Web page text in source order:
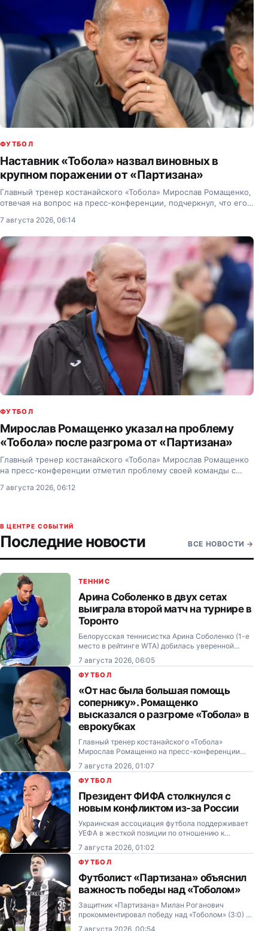
ФУТБОЛ
Наставник «Тобола» назвал виновных в
крупном поражении от «Партизана»
Главный тренер костанайского «Тобола» Мирослав Ромащенко,
отвечая на вопрос на пресс-конференции, подчеркнул, что его
7 августа 2026, 06:14
ФУТБОЛ
Мирослав Ромащенко указал на проблему
«Тобола» после разгрома от «Партизана»
Главный тренер костанайского «Тобола» Мирослав Ромащенко
на пресс-конференции отметил проблему своей команды с
7 августа 2026, 06:12
В ЦЕНТРЕ СОБЫТИЙ
Последние новости ВСЕ НОВОСТИ →
ТЕННИС
Арина Соболенко в двух сетах
выиграла второй матч на турнире в
Торонто
Белорусская теннисистка Арина Соболенко (1-е
место в рейтинге WTA) добилась уверенной
победы в третьем круге турнира категории WTA
1000 в Торонто (Канада).
7 августа 2026, 06:05
ФУТБОЛ
«От нас была большая помощь
сопернику». Ромащенко
высказался о разгроме «Тобола» в
еврокубках
Главный тренер костанайского «Тобола»
Мирослав Ромащенко на пресс-конференции
подвёл итоги матча Лиги Конференций с
сербским «Партизаном».
7 августа 2026, 01:07
ФУТБОЛ
Президент ФИФА столкнулся с
новым конфликтом из-за России
Украинская ассоциация футбола поддерживает
УЕФА в жесткой позиции по отношению к
президенту ФИФА Джанни Инфантино.
7 августа 2026, 01:02
ФУТБОЛ
Футболист «Партизана» объяснил
важность победы над «Тоболом»
Защитник «Партизана» Милан Роганович
прокомментировал победу над «Тоболом» (3:0) в
первом матче третьего отборочного раунда Лиги
7 августа 2026, 00:54